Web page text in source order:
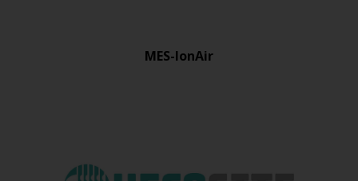
MES-IonAir